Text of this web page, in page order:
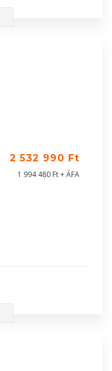
2 532 990 Ft
1 994 480 Ft + ÁFA